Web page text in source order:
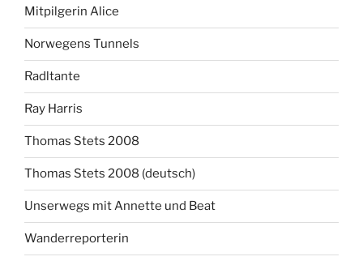
Mitpilgerin Alice
Norwegens Tunnels
Radltante
Ray Harris
Thomas Stets 2008
Thomas Stets 2008 (deutsch)
Unserwegs mit Annette und Beat
Wanderreporterin